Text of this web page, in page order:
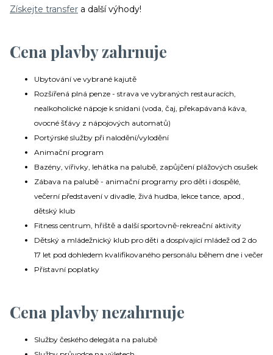
Získejte transfer a další výhody!
Cena plavby zahrnuje
Ubytování ve vybrané kajutě
Rozšířená plná penze - strava ve vybraných restauracích,
nealkoholické nápoje k snídani (voda, čaj, překapávaná káva,
ovocné šťávy z nápojových automatů)
Portýrské služby při nalodění/vylodění
Animační program
Bazény, vířivky, lehátka na palubě, zapůjčení plážových osušek
Zábava na palubě - animační programy pro děti i dospělé,
večerní představení v divadle, živá hudba, lekce tance, apod.,
dětský klub
Fitness centrum, hřiště a další sportovně-rekreační aktivity
Dětský a mládežnický klub pro děti a dospívající mládež od 2 do
17 let pod dohledem kvalifikovaného personálu během dne i večer
Přístavní poplatky
Cena plavby nezahrnuje
Služby českého delegáta na palubě